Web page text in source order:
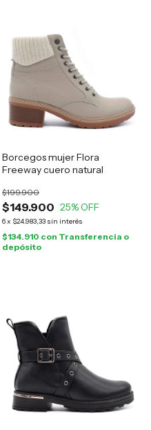
Borcegos mujer Flora
Freeway cuero natural
$149.900
$199.900
25% OFF
6x $24.983,33 sin interés
$134.910 con Transferencia o
depósito